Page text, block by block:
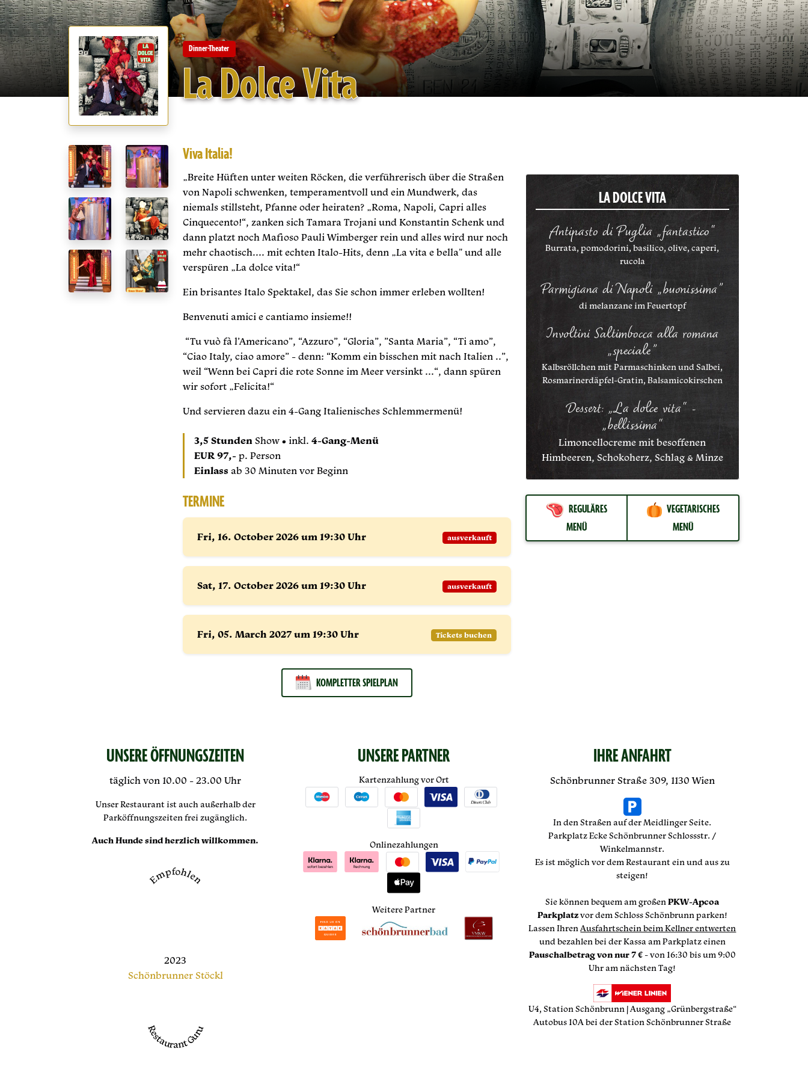
Dinner-Theater
La Dolce Vita
Viva Italia!
„Breite Hüften unter weiten Röcken, die verführerisch über die Straßen
von Napoli schwenken, temperamentvoll und ein Mundwerk, das
niemals stillsteht, Pfanne oder heiraten? „Roma, Napoli, Capri alles
Cinquecento!“, zanken sich Tamara Trojani und Konstantin Schenk und
dann platzt noch Mafioso Pauli Wimberger rein und alles wird nur noch
mehr chaotisch.... mit echten Italo-Hits, denn „La vita e bella" und alle
verspüren „La dolce vita!“
Ein brisantes Italo Spektakel, das Sie schon immer erleben wollten!
Benvenuti amici e cantiamo insieme!!
“Tu vuò fà l’Americano”, “Azzuro”, “Gloria”, ”Santa Maria”, “Ti amo”,
“Ciao Italy, ciao amore” - denn: “Komm ein bisschen mit nach Italien ..”,
weil “Wenn bei Capri die rote Sonne im Meer versinkt ...“, dann spüren
wir sofort „Felicita!“
Und servieren dazu ein 4-Gang Italienisches Schlemmermenü!
3,5 Stunden Show • inkl. 4-Gang-Menü
EUR 97,- p. Person
Einlass ab 30 Minuten vor Beginn
TERMINE
Fri, 16. October 2026 um 19:30 Uhr ausverkauft
Sat, 17. October 2026 um 19:30 Uhr ausverkauft
Fri, 05. March 2027 um 19:30 Uhr Tickets buchen
KOMPLETTER SPIELPLAN
LA DOLCE VITA
Antipasto di Puglia „fantastico“
Burrata, pomodorini, basilico, olive, caperi,
rucola
Parmigiana di Napoli „buonissima”
di melanzane im Feuertopf
Involtini Saltimbocca alla romana
„speciale”
Kalbsröllchen mit Parmaschinken und Salbei,
Rosmarinerdäpfel-Gratin, Balsamicokirschen
Dessert: „La dolce vita“ -
„bellissima“
Limoncellocreme mit besoffenen
Himbeeren, Schokoherz, Schlag & Minze
REGULÄRES
MENÜ
VEGETARISCHES
MENÜ
UNSERE ÖFFNUNGSZEITEN
täglich von 10.00 - 23.00 Uhr
Unser Restaurant ist auch außerhalb der
Parköffnungszeiten frei zugänglich.
Auch Hunde sind herzlich willkommen.
Empfohlen
2023
Schönbrunner Stöckl
Restaurant Guru
UNSERE PARTNER
Kartenzahlung vor Ort
Onlinezahlungen
Weitere Partner
IHRE ANFAHRT
Schönbrunner Straße 309, 1130 Wien
In den Straßen auf der Meidlinger Seite.
Parkplatz Ecke Schönbrunner Schlossstr. /
Winkelmannstr.
Es ist möglich vor dem Restaurant ein und aus zu
steigen!
Sie können bequem am großenPKW-Apcoa
Parkplatzvor dem Schloss Schönbrunn parken!
Lassen IhrenAusfahrtschein beim Kellner entwerten
und bezahlen bei der Kassa am Parkplatz einen
Pauschalbetrag von nur 7 €- von 16:30 bis um 9:00
Uhr am nächsten Tag!
U4, Station Schönbrunn | Ausgang „Grünbergstraße“
Autobus 10A bei der Station Schönbrunner Straße